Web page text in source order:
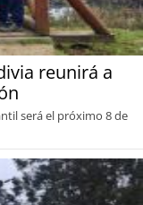
reunirá a
será el próximo 8 de